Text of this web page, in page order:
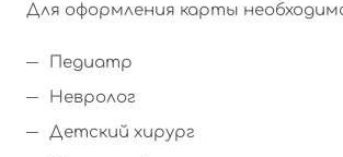
Для оформления карты
Педиатр
Невролог
Детский хирург